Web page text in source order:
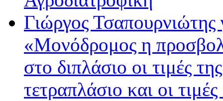
Γιώργος
«Μονόδρομος η
στο διπλάσιο οι τιμές
τετραπλάσιο και οι